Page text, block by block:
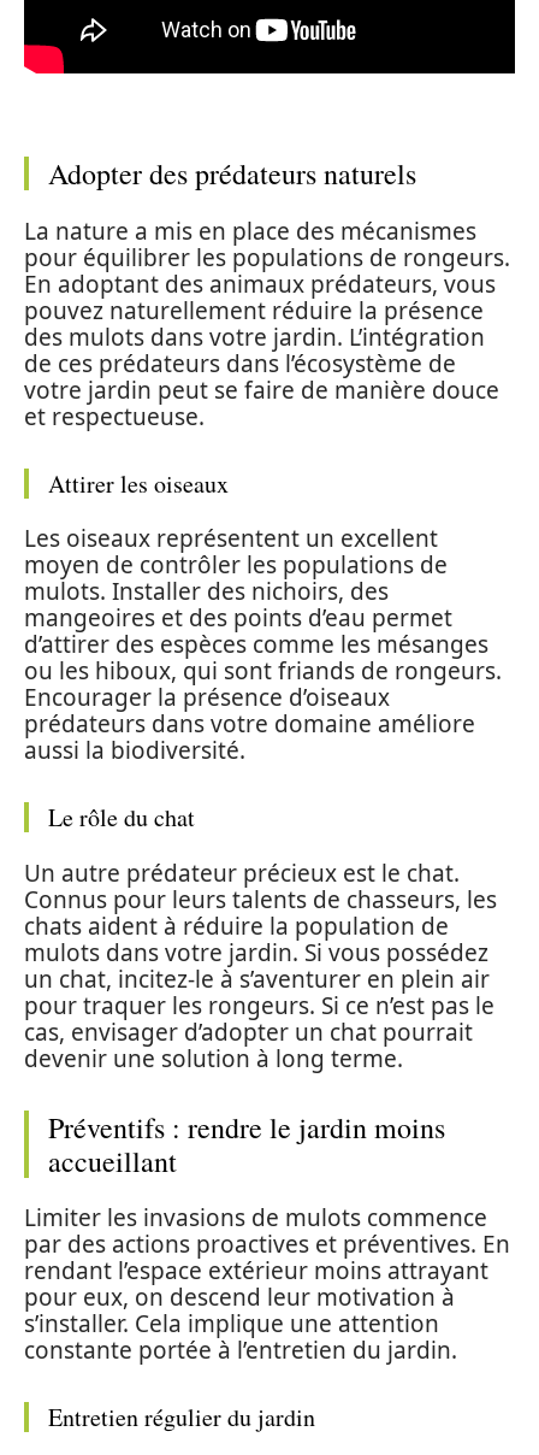
Adopter des prédateurs naturels
La nature a mis en place des mécanismes
pour équilibrer les populations de rongeurs.
En adoptant des animaux prédateurs, vous
pouvez naturellement réduire la présence
des mulots dans votre jardin. L’intégration
de ces prédateurs dans l’écosystème de
votre jardin peut se faire de manière douce
et respectueuse.
Attirer les oiseaux
Les oiseaux représentent un excellent
moyen de contrôler les populations de
mulots. Installer des nichoirs, des
mangeoires et des points d’eau permet
d’attirer des espèces comme les mésanges
ou les hiboux, qui sont friands de rongeurs.
Encourager la présence d’oiseaux
prédateurs dans votre domaine améliore
aussi la biodiversité.
Le rôle du chat
Un autre prédateur précieux est le chat.
Connus pour leurs talents de chasseurs, les
chats aident à réduire la population de
mulots dans votre jardin. Si vous possédez
un chat, incitez-le à s’aventurer en plein air
pour traquer les rongeurs. Si ce n’est pas le
cas, envisager d’adopter un chat pourrait
devenir une solution à long terme.
Préventifs : rendre le jardin moins
accueillant
Limiter les invasions de mulots commence
par des actions proactives et préventives. En
rendant l’espace extérieur moins attrayant
pour eux, on descend leur motivation à
s’installer. Cela implique une attention
constante portée à l’entretien du jardin.
Entretien régulier du jardin